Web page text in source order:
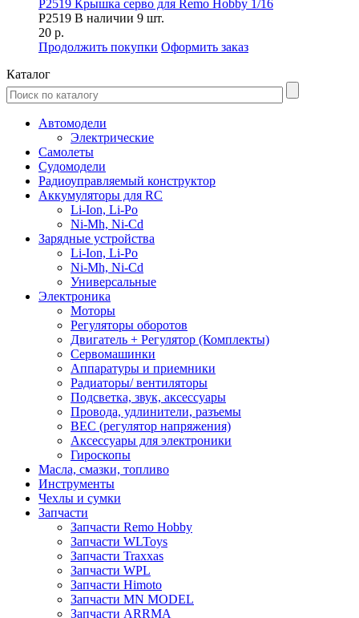
P2519 Крышка серво для Remo Hobby 1/16
P2519 В наличии 9 шт.
20 р.
Продолжить покупки Оформить заказ
Каталог
Автомодели
Электрические
Самолеты
Судомодели
Радиоуправляемый конструктор
Аккумуляторы для RC
Li-Ion, Li-Po
Ni-Mh, Ni-Cd
Зарядные устройства
Li-Ion, Li-Po
Ni-Mh, Ni-Cd
Универсальные
Электроника
Моторы
Регуляторы оборотов
Двигатель + Регулятор (Комплекты)
Сервомашинки
Аппаратуры и приемники
Радиаторы/ вентиляторы
Подсветка, звук, аксессуары
Провода, удлинители, разъемы
BEC (регулятор напряжения)
Аксессуары для электроники
Гироскопы
Масла, смазки, топливо
Инструменты
Чехлы и сумки
Запчасти
Запчасти Remo Hobby
Запчасти WLToys
Запчасти Traxxas
Запчасти WPL
Запчасти Himoto
Запчасти MN MODEL
Запчасти ARRMA